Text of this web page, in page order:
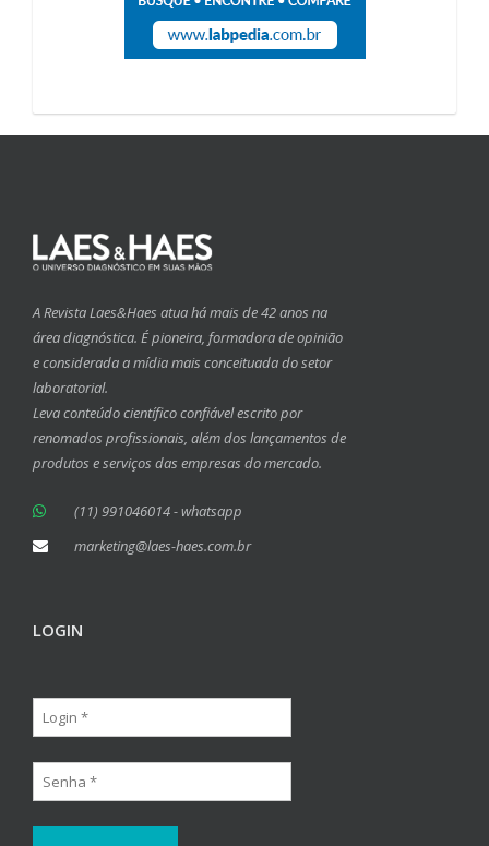
A Revista Laes&Haes atua há mais de 42 anos na
área diagnóstica. É pioneira, formadora de opinião
e considerada a mídia mais conceituada do setor
laboratorial.
Leva conteúdo científico confiável escrito por
renomados profissionais, além dos lançamentos de
produtos e serviços das empresas do mercado.
(11) 991046014 - whatsapp
marketing@laes-haes.com.br
LOGIN